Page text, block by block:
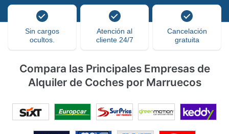
Sin cargos
ocultos.
Atención al
cliente 24/7
Cancelación
gratuita
Compara las Principales Empresas de
Alquiler de Coches por Marruecos